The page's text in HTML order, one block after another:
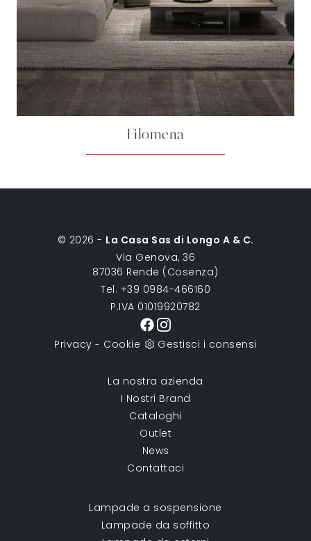
Filomena
© 2026 - La Casa Sas di Longo A & C.
Via Genova, 36
87036 Rende (Cosenza)
Tel. +39 0984-466160
P.IVA 01019920782
Privacy - Cookie Gestisci i consensi
La nostra azienda
I Nostri Brand
Cataloghi
Outlet
News
Contattaci
Lampade a sospensione
Lampade da soffitto